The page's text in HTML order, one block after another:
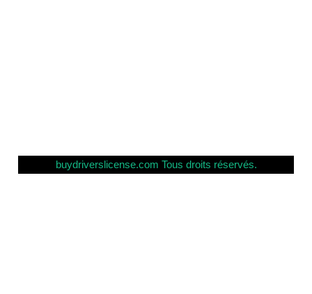
buydriverslicense.com Tous droits réservés.